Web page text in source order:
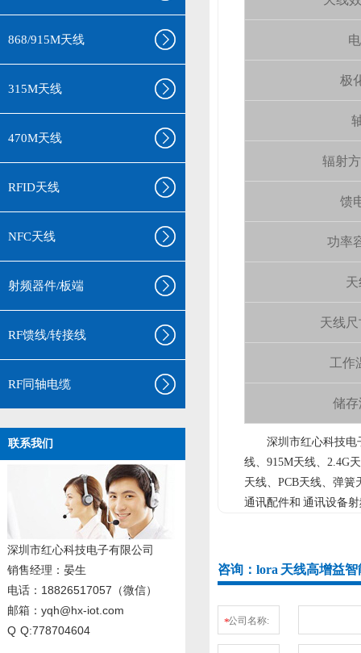
868/915M天线
315M天线
470M天线
RFID天线
NFC天线
射频器件/板端
RF馈线/转接线
RF同轴电缆
联系我们
深圳市红心科技电子有限公司
销售经理 ：晏生
电话：18826517057（微信）
邮箱：yqh@hx-iot.com
Q Q:778704604
极
辐射
馈
功率
天
天线尺
工作
储存
深圳市红心科技电
线、915M天线、2.4G
天线、PCB天线、弹
通讯配件和 通讯设备
咨询：lora 天线高增益
*公司名称: